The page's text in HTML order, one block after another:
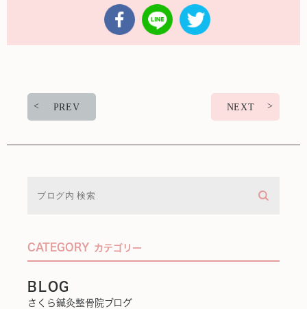
PREV NEXT
CATEGORY カテゴリー
BLOG
さくら鍼灸整骨院ブログ